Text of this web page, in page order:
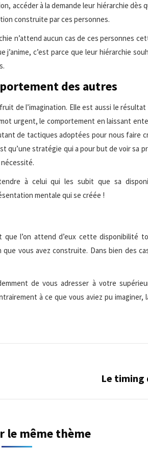
accéder à la demande leur hiérarchie dès
construite par ces personnes.
n’attend aucun cas de ces personnes
c’est parce que leur hiérarchie
des autres
de l’imagination. Elle est aussi le
urgent, le comportement en laissant
de tactiques adoptées pour nous faire
qu’une stratégie qui a pour but de voir sa
à celui qui les subit que sa
mentale qui se créée !
l’on attend d’eux cette disponibilité
vous avez construite. Dans bien des
de vous adresser à votre
à ce que vous aviez pu imaginer,
Le timing
le même thème